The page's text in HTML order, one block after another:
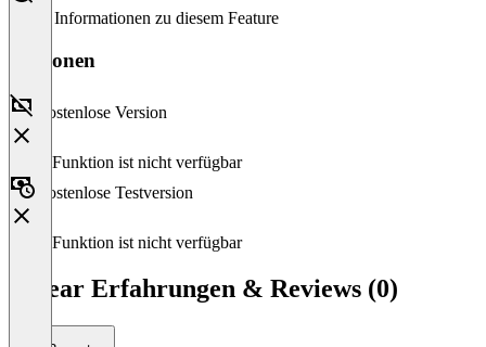
Keine Informationen zu diesem Feature
Versionen
Kostenlose Version
Diese Funktion ist nicht verfügbar
Kostenlose Testversion
Diese Funktion ist nicht verfügbar
Linear Erfahrungen & Reviews (0)